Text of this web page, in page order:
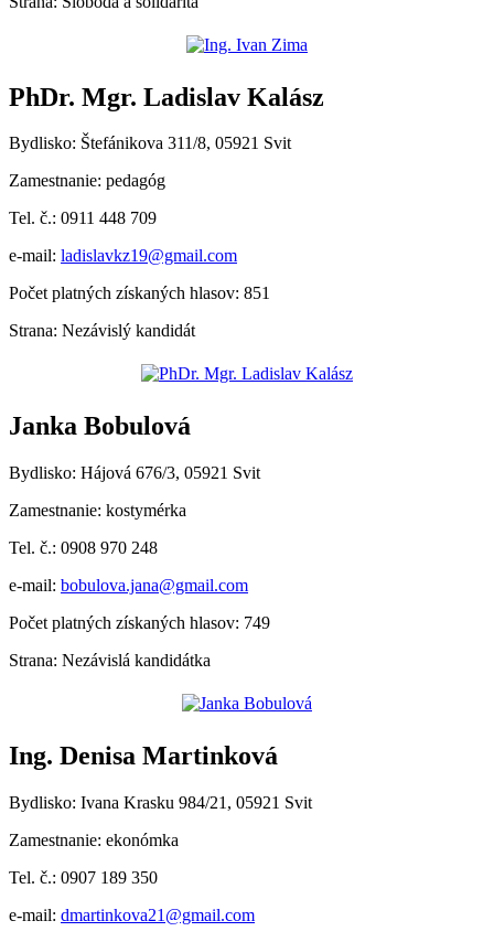
PhDr. Mgr. Ladislav Kalász
Bydlisko: Štefánikova 311/8, 05921 Svit
Zamestnanie: pedagóg
Tel. č.: 0911 448 709
e-mail: ladislavkz19@gmail.com
Počet platných získaných hlasov: 851
Strana: Nezávislý kandidát
Janka Bobulová
Bydlisko: Hájová 676/3, 05921 Svit
Zamestnanie: kostymérka
Tel. č.: 0908 970 248
e-mail: bobulova.jana@gmail.com
Počet platných získaných hlasov: 749
Strana: Nezávislá kandidátka
Ing. Denisa Martinková
Bydlisko: Ivana Krasku 984/21, 05921 Svit
Zamestnanie: ekonómka
Tel. č.: 0907 189 350
e-mail: dmartinkova21@gmail.com